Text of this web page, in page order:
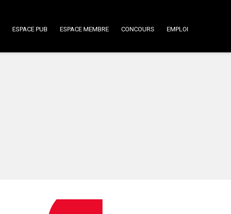
ESPACE PUB ESPACE MEMBRE CONCOURS EMPLOI